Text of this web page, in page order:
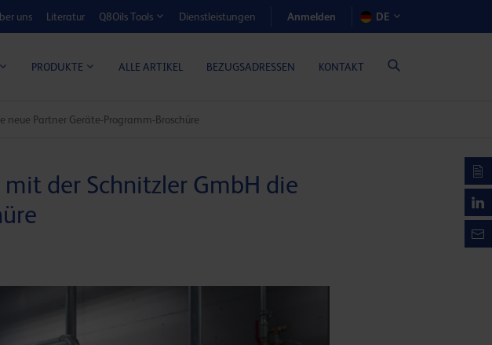
uns Literatur Q8Oils Tools Dienstleistungen Anmelden DE
PRODUKTE ALLE ARTIKEL BEZUGSADRESSEN KONTAKT
Partner Geräte-Programm-Broschüre
der Schnitzler GmbH die